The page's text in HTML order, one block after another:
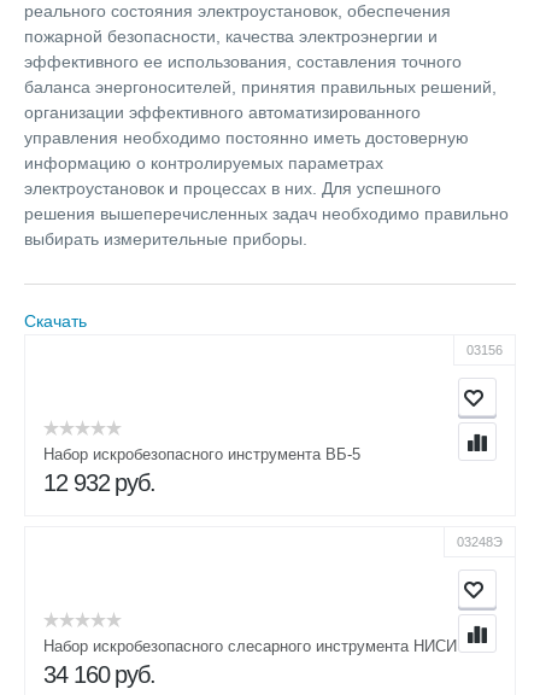
реального состояния электроустановок, обеспечения
пожарной безопасности, качества электроэнергии и
эффективного ее использования, составления точного
баланса энергоносителей, принятия правильных решений,
организации эффективного автоматизированного
управления необходимо постоянно иметь достоверную
информацию о контролируемых параметрах
электроустановок и процессах в них. Для успешного
решения вышеперечисленных задач необходимо правильно
выбирать измерительные приборы.
Скачать
03156
Набор искробезопасного инструмента ВБ-5
12 932 руб.
03248Э
Набор искробезопасного слесарного инструмента НИСИ
34 160 руб.